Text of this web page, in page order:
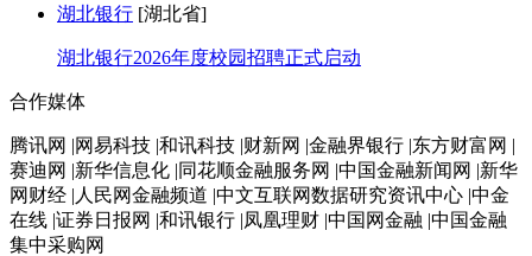
湖北银行 [湖北省]
湖北银行2026年度校园招聘正式启动
合作媒体
腾讯网 |网易科技 |和讯科技 |财新网 |金融界银行 |东方财富网 |
赛迪网 |新华信息化 |同花顺金融服务网 |中国金融新闻网 |新华
网财经 |人民网金融频道 |中文互联网数据研究资讯中心 |中金
在线 |证券日报网 |和讯银行 |凤凰理财 |中国网金融 |中国金融
集中采购网